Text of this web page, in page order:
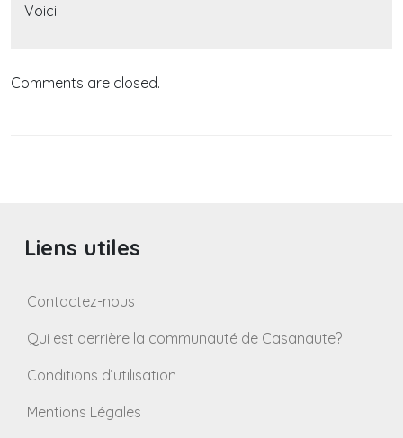
Voici
Comments are closed.
Liens utiles
Contactez-nous
Qui est derrière la communauté de Casanaute?
Conditions d’utilisation
Mentions Légales